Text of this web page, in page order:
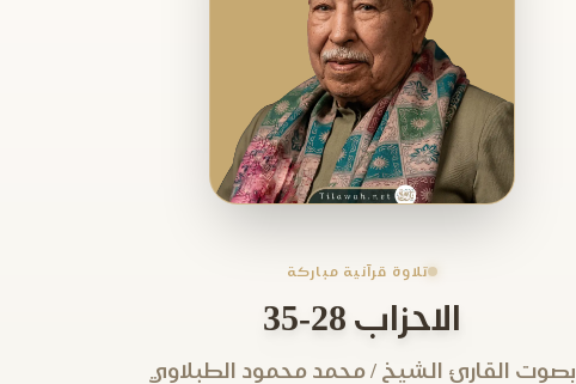
تلاوة قرآنية مباركة
الاحزاب 28-35
بصوت القارئ الشيخ / محمد محمود الطبلاوي